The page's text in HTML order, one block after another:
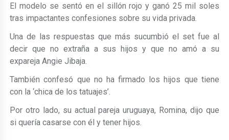
El modelo se sentó en el sillón rojo y ganó 25 mil soles
tras impactantes confesiones sobre su vida privada.
Una de las respuestas que más sucumbió el set fue al
decir que no extraña a sus hijos y que no amó a su
expareja Angie Jibaja.
También confesó que no ha firmado los hijos que tiene
con la ‘chica de los tatuajes’.
Por otro lado, su actual pareja uruguaya, Romina, dijo que
si quería casarse con él y tener hijos.